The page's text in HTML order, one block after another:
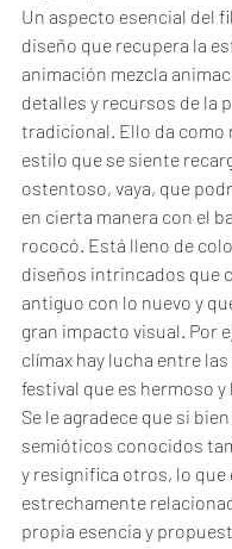
Un aspecto esencial del
diseño que recupera la
animación mezcla
detalles y recursos de la
tradicional. Ello da como
estilo que se siente
ostentoso, vaya, que
en cierta manera con el
rococó. Está lleno de
diseños intrincados que
antiguo con lo nuevo y
gran impacto visual. Por
clímax hay lucha entre
festival que es hermoso y
Se le agradece que si
semióticos conocidos
y resignifica otros, lo que
estrechamente
propia esencia y